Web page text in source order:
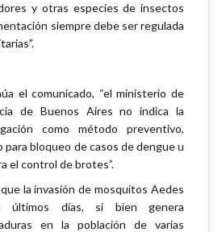
y otras especies de insectos
siempre debe ser regulada
el comunicado, “el ministerio de
de Buenos Aires no indica la
como método preventivo,
para bloqueo de casos de dengue u
el control de brotes”.
que la invasión de mosquitos Aedes
últimos días, si bien genera
en la población de varias